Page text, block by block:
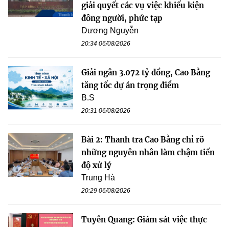
giải quyết các vụ việc khiếu kiện
đông người, phức tạp
Dương Nguyễn
20:34 06/08/2026
Giải ngân 3.072 tỷ đồng, Cao Bằng
tăng tốc dự án trọng điểm
B.S
20:31 06/08/2026
Bài 2: Thanh tra Cao Bằng chỉ rõ
những nguyên nhân làm chậm tiến
độ xử lý
Trung Hà
20:29 06/08/2026
Tuyên Quang: Giám sát việc thực